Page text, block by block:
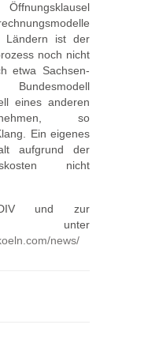
Ländern ist der
noch nicht
etwa Sachsen-
eines anderen
so
Ein eigenes
aufgrund der
nicht
und zur
news/